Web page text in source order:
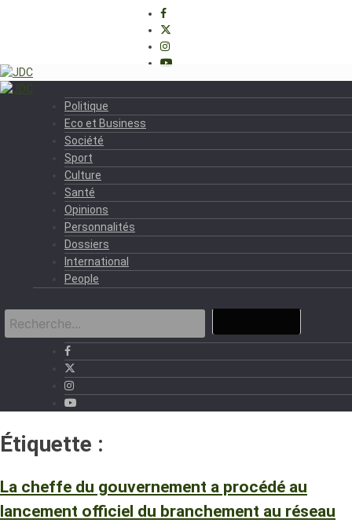
Politique
Eco et Business
Société
Sport
Culture
Santé
Opinions
Personnalités
Dossiers
International
People
Étiquette :
La cheffe du gouvernement a procédé au
lancement officiel du branchement au réseau